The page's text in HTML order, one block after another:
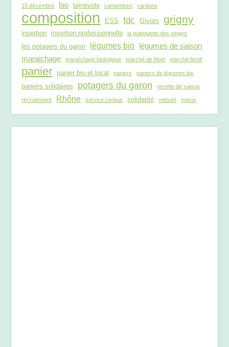
15 décembre bio bénévole camembert cardons
composition ESS fdc Givors grigny
insertion insertion professionnelle la guinguette des singes
les potagers du garon légumes bio légumes de saison
maraichage
maraîchage biologique marché de Noël marché festif
panier panier bio et local paniers paniers de légumes bio
paniers solidaires potagers du garon recette de saison
recrutement Rhône service civique solidarité velouté voeux